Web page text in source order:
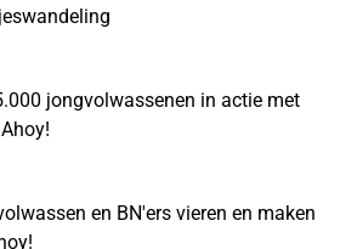
jongvolwassenen in actie met
en BN'ers vieren en maken